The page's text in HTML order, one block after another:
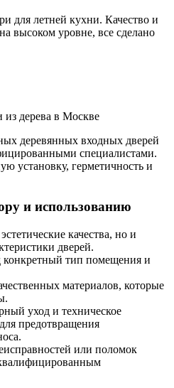
для летней кухни. Качество и
высоком уровне, все сделано
деревянных входных дверей
специалистами.
установку, герметичность и
и использованию
качества, но и
дверей.
конкретный тип помещения и
материалов, которые
уход и техническое
предотвращения
или поломок